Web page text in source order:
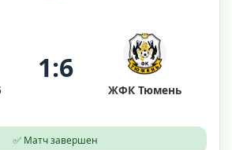
1:6
ЖФК Тюмень
✅ Матч завершен